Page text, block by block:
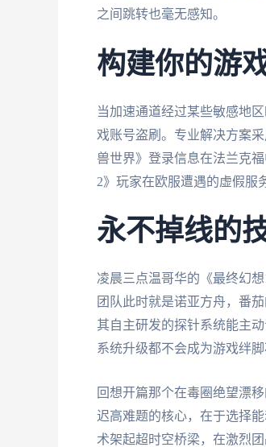
之间跳转也毫无感知。
构建你的游
当加速通道经过某些敏感地
戏账号盗刷。专业解决方案
兽世界》登录信息在法兰克
2》玩家在欧服遭遇的虚假服
永不掉线的
凌晨三点温哥华的《最终幻
团队此时就是诺亚方舟，番
其自主研发的探针系统能主
系统升级都不会成为游戏绊脚
回想开篇那个在毒圈绝望漂
迟高难题的核心，在于选择
术架起超时空桥梁，在激烈